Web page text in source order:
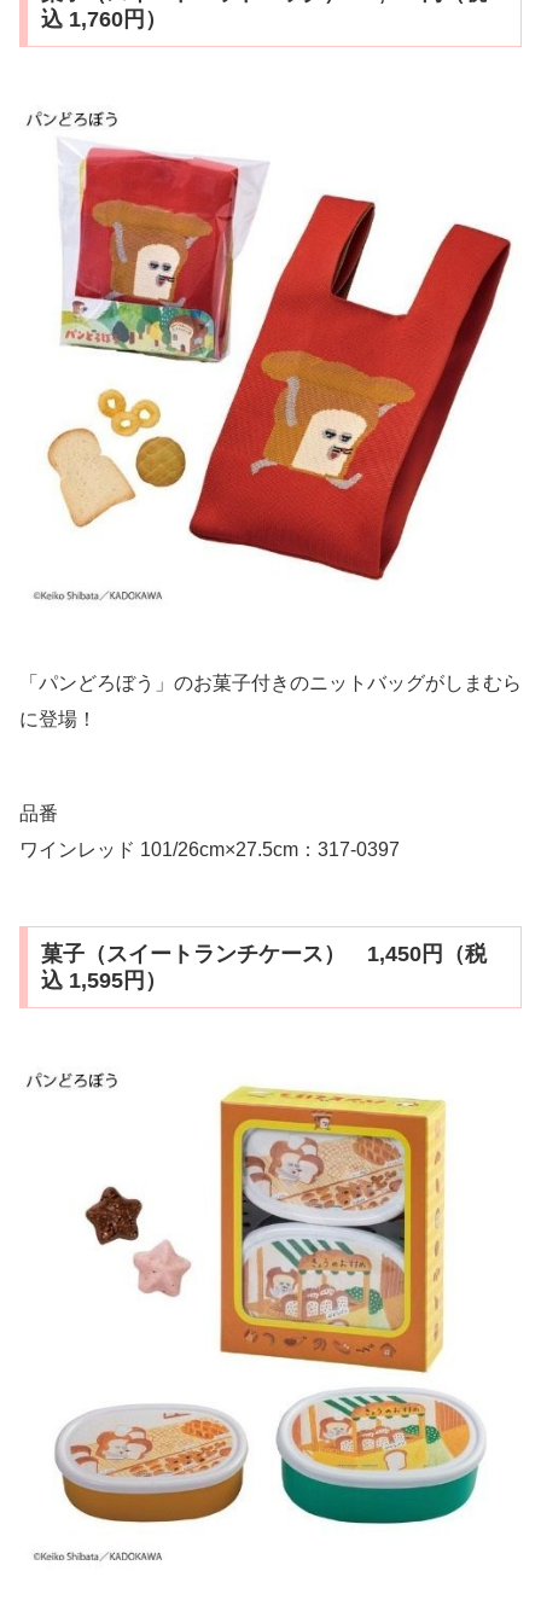
込 1,760円）
「パンどろぼう」のお菓子付きのニットバッグがしまむら
に登場！
品番
ワインレッド 101/26cm×27.5cm：317-0397
菓子（スイートランチケース） 1,450円（税
込 1,595円）